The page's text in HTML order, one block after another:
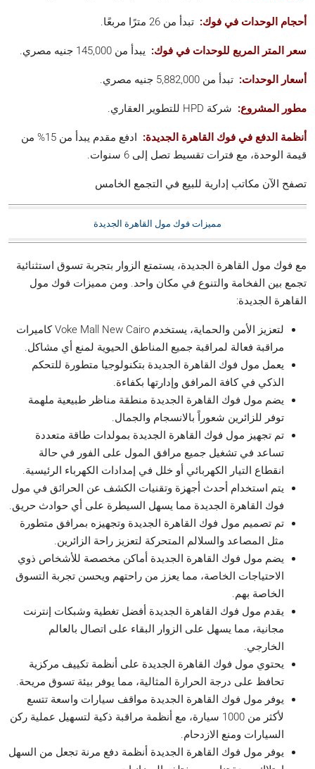
أحجام الوحدات في فوك: تبدأ من 26 مترًا مربعًا.
سعر المتر المربع للوحدات في فوك: يبدأ من 145,000 جنيه مصري.
أسعار الوحدات: تبدأ من 5,882,000 جنيه مصري.
مطور المشروع: شركة HPD للتطوير العقاري.
أنظمة الدفع في فوك القاهرة الجديدة:
ادفع مقدم يبدأ من 15% من
قيمة الوحدة، مع فترات تقسيط تصل إلى 6 سنوات.
تصفح الآن مكاتب إدارية للبيع في التجمع الخامس
مميزات فوك مول القاهرة الجديدة
مع فوك مول القاهرة الجديدة، يستمتع الزوار بتجربة تسوق استثنائية
تجمع بين الفخامة والتنوع في مكان واحد. ومن مميزات فوك مول
القاهرة الجديدة:
لتعزيز الأمن والحماية، يستخدم Voke Mall New Cairo كاميرات
مراقبة فعالة لمراقبة جميع المناطق الحيوية لمنع أي مشاكل.
يعمل مول فوك القاهرة الجديدة بتكنولوجيا متطورة للتحكم
الذكي في كافة المرافق وإدارتها بكفاءة.
يضم مول فوك القاهرة الجديدة منطقة مناظر طبيعية ملهمة
توفر للزائرين شعوراً بالانسجام والجمال.
تم تجهيز مول فوك القاهرة الجديدة بمولدات طاقة متعددة
تساعد في تشغيل جميع مرافق المول على الفور في حالة
انقطاع التيار الكهربائي أو خلل في إمدادات الكهرباء الرئيسية.
يتم استخدام أحدث أجهزة وتقنيات الكشف عن الحرائق في مول
فوك القاهرة الجديدة مما يسهل السيطرة على أي حوادث حريق.
تم تصميم مول فوك القاهرة الجديدة وتجهيزه بمرافق متطورة
مثل المصاعد والسلالم المتحركة لتعزيز راحة الزائرين.
يضم مول فوك القاهرة الجديدة أماكن مخصصة للأشخاص ذوي
الاحتياجات الخاصة، مما يعزز من راحتهم ويحسن تجربة التسوق
الخاصة بهم.
يقدم مول فوك القاهرة الجديدة أفضل تغطية وشبكات إنترنت
مجانية، مما يسهل على الزوار البقاء على اتصال بالعالم
الخارجي.
يحتوي مول فوك القاهرة الجديدة على أنظمة تكييف مركزية
تحافظ على درجة الحرارة المثالية، مما يوفر بيئة تسوق مريحة.
يوفر مول فوك القاهرة الجديدة مواقف سيارات واسعة تتسع
لأكثر من 1000 سيارة، مع أنظمة مراقبة ذكية لتسهيل عملية ركن
السيارات ومنع الازدحام.
يوفر مول فوك القاهرة الجديدة أنظمة دفع مرنة تجعل من السهل